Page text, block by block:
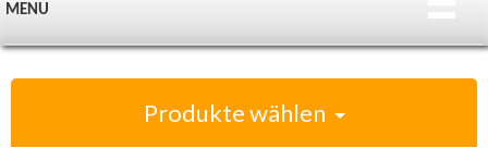
MENU
Produkte wählen